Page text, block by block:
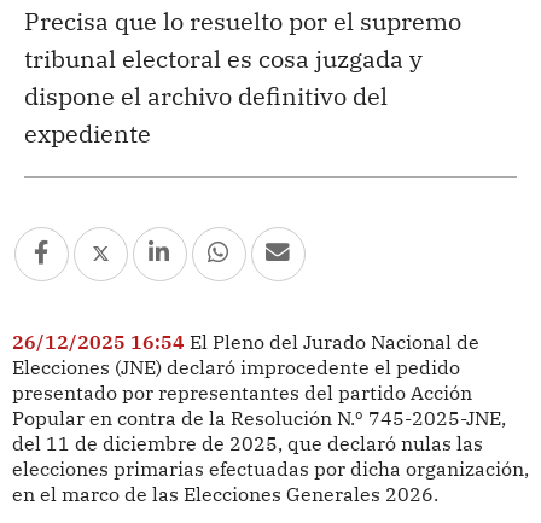
Precisa que lo resuelto por el supremo
tribunal electoral es cosa juzgada y
dispone el archivo definitivo del
expediente
26/12/2025 16:54 El Pleno del Jurado Nacional de
Elecciones (JNE) declaró improcedente el pedido
presentado por representantes del partido Acción
Popular en contra de la Resolución N.º 745-2025-JNE,
del 11 de diciembre de 2025, que declaró nulas las
elecciones primarias efectuadas por dicha organización,
en el marco de las Elecciones Generales 2026.